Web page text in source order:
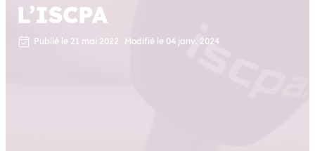
L’ISCPA
Publié le 21 mai 2022 Modifié le 04 janv. 2024